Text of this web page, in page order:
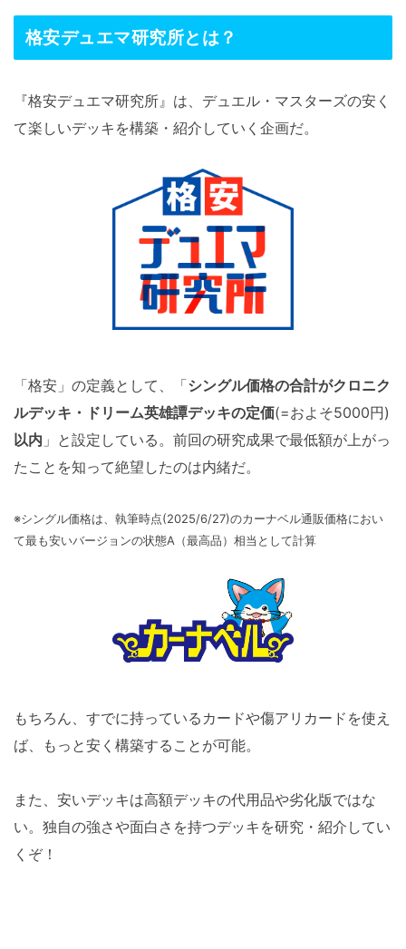
格安デュエマ研究所とは？
『格安デュエマ研究所』は、デュエル・マスターズの安く
て楽しいデッキを構築・紹介していく企画だ。
「格安」の定義として、「シングル価格の合計がクロニク
ルデッキ・ドリーム英雄譚デッキの定価(=およそ5000円)
以内 」と設定している。前回の研究成果で最低額が上がっ
たことを知って絶望したのは内緒だ。
※シングル価格は、執筆時点(2025/6/27)のカーナベル通販価格におい
て最も安いバージョンの状態A（最高品）相当として計算
もちろん、すでに持っているカードや傷アリカードを使え
ば、もっと安く構築することが可能。
また、安いデッキは高額デッキの代用品や劣化版ではな
い。独自の強さや面白さを持つデッキを研究・紹介してい
くぞ！